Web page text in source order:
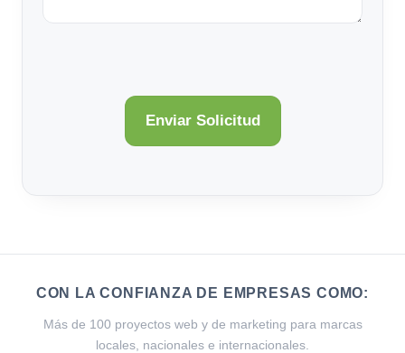
CON LA CONFIANZA DE EMPRESAS COMO:
Más de 100 proyectos web y de marketing para marcas
locales, nacionales e internacionales.